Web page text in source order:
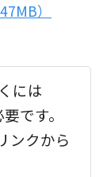
）
には
です。
ンクから